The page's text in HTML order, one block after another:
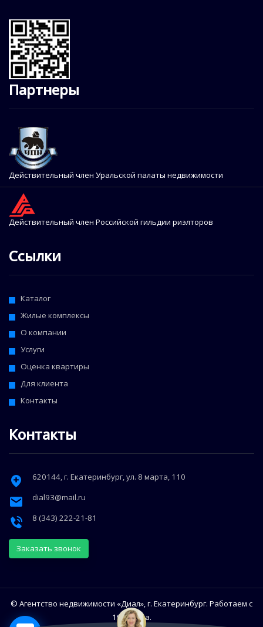
Партнеры
Действительный член Уральской палаты недвижимости
Действительный член Российской гильдии риэлторов
Ссылки
Каталог
Жилые комплексы
О компании
Услуги
Оценка квартиры
Для клиента
Контакты
Контакты
620144 , г. Екатеринбург, ул. 8 марта, 110
dial93@mail.ru
8 (343) 222-21-81
Заказать звонок
© Агентство недвижимости «Диал», г. Екатеринбург. Работаем с
1993 года.